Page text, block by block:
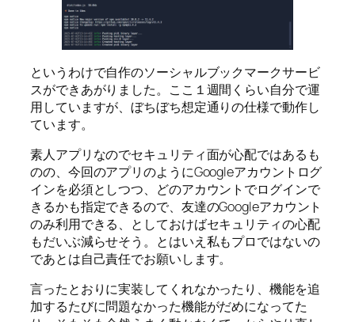
というわけで自作のソーシャルブックマークサービ
スができあがりました。ここ１週間くらい自分で運
用していますが、ぼちぼち想定通りの仕様で動作し
ています。
素人アプリなのでセキュリティ面が心配ではあるも
のの、今回のアプリのようにGoogleアカウントログ
インを必須としつつ、どのアカウントでログインで
きるかも指定できるので、友達のGoogleアカウント
のみ利用できる、としておけばセキュリティの心配
もだいぶ減らせそう。とはいえ私もプロではないの
であとは自己責任でお願いします。
言ったとおりに実装してくれなかったり、機能を追
加するたびに問題なかった機能がだめになってた